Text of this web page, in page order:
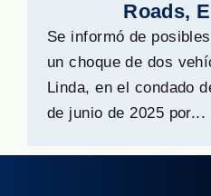
Roads,
Se informó de
un choque de dos
Linda, en el condado
de junio de 2025 por...